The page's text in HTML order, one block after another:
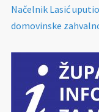
Načelnik Lasić
domovinske